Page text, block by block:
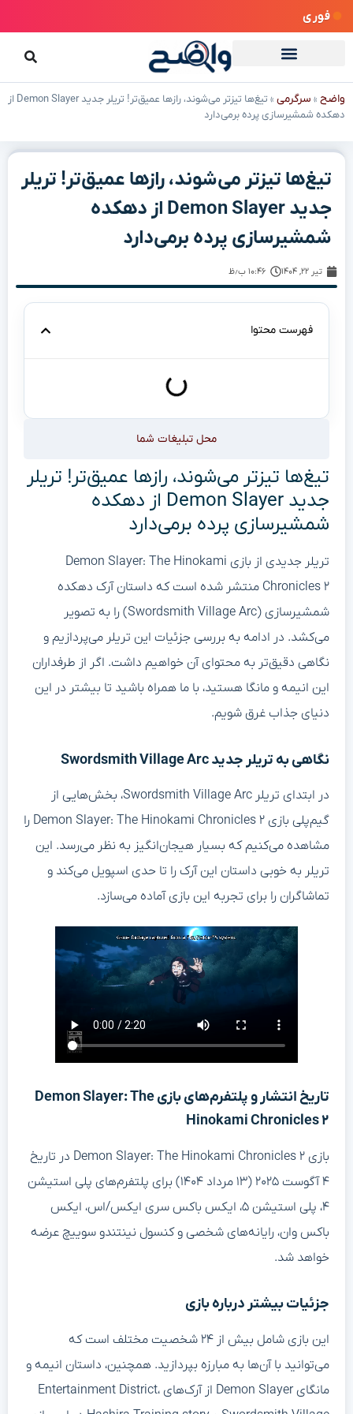
فوری
واضح » سرگرمی »
تیغ‌ها تیزتر می‌شوند، رازها عمیق‌تر! تریلر جدید Demon Slayer از
دهکده شمشیرسازی پرده برمی‌دارد
تیغ‌ها تیزتر می‌شوند، رازها عمیق‌تر! تریلر
جدید Demon Slayer از دهکده
شمشیرسازی پرده برمی‌دارد
تیر ۲۲, ۱۴۰۴ ۱۰:۴۶ ب٫ظ
فهرست محتوا
محل تبلیغات شما
تیغ‌ها تیزتر می‌شوند، رازها عمیق‌تر! تریلر
جدید Demon Slayer از دهکده
شمشیرسازی پرده برمی‌دارد
تریلر جدیدی از بازی Demon Slayer: The Hinokami
Chronicles ۲ منتشر شده است که داستان آرک دهکده
شمشیرسازی (Swordsmith Village Arc) را به تصویر
می‌کشد. در ادامه به بررسی جزئیات این تریلر می‌پردازیم و
نگاهی دقیق‌تر به محتوای آن خواهیم داشت. اگر از طرفداران
این انیمه و مانگا هستید، با ما همراه باشید تا بیشتر در این
دنیای جذاب غرق شویم.
نگاهی به تریلر جدید Swordsmith Village Arc
در ابتدای تریلر Swordsmith Village Arc، بخش‌هایی از
گیم‌پلی بازی Demon Slayer: The Hinokami Chronicles ۲ را
مشاهده می‌کنیم که بسیار هیجان‌انگیز به نظر می‌رسد. این
تریلر به خوبی داستان این آرک را تا حدی اسپویل می‌کند و
تماشاگران را برای تجربه این بازی آماده می‌سازد.
تاریخ انتشار و پلتفرم‌های بازی Demon Slayer: The
Hinokami Chronicles ۲
بازی Demon Slayer: The Hinokami Chronicles ۲ در تاریخ
۴ آگوست ۲۰۲۵ (۱۳ مرداد ۱۴۰۴) برای پلتفرم‌های پلی استیشن
۴، پلی استیشن ۵، ایکس باکس سری ایکس/اس، ایکس
باکس وان، رایانه‌های شخصی و کنسول نینتندو سوییچ عرضه
خواهد شد.
جزئیات بیشتر درباره بازی
این بازی شامل بیش از ۲۴ شخصیت مختلف است که
می‌توانید با آن‌ها به مبارزه بپردازید. همچنین، داستان انیمه و
مانگای Demon Slayer از آرک‌های Entertainment District،